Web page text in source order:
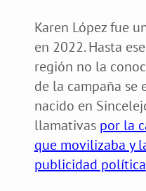
Karen López fue
en 2022. Hasta
región no la
de la campaña se
nacido en
llamativas por la
que movilizaba y
publicidad política